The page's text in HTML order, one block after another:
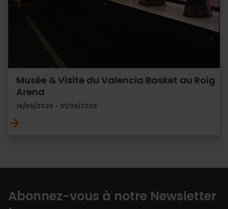
Musée & Visite du Valencia Basket au Roig
Arena
16/05/2026 - 31/08/2026
Abonnez-vous à notre Newsletter